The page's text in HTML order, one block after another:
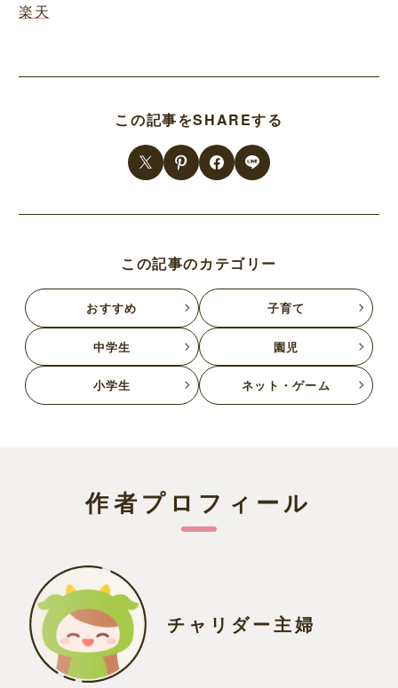
楽天
この記事をSHAREする
この記事のカテゴリー
おすすめ 子育て
中学生 園児
小学生 ネット・ゲーム
作者プロフィール
チャリダー主婦